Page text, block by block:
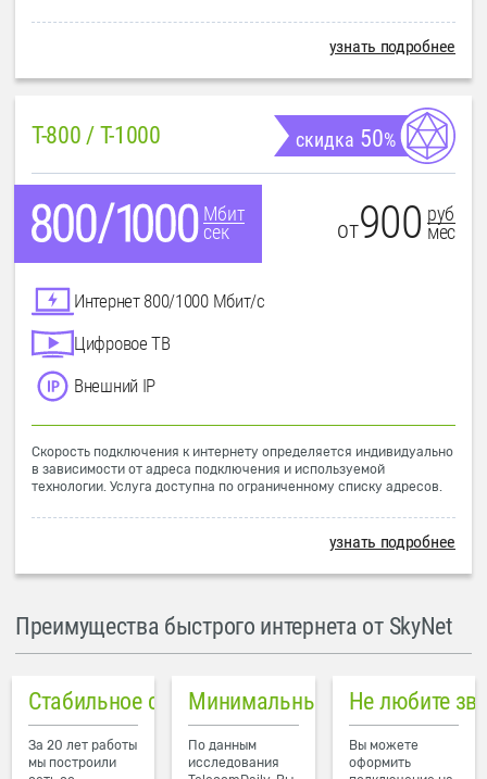
узнать подробнее
T-800 / T-1000 скидка 50%
Мбит
сек
от900 руб
мес
Интернет 800/1000 Мбит/с
Цифровое ТВ
Внешний IP
Скорость подключения к интернету определяется индивидуально
в зависимости от адреса подключения и используемой
технологии. Услуга доступна по ограниченному списку адресов.
узнать подробнее
Преимущества быстрого интернета от SkyNet
Стабильное соединение
За 20 лет работы
мы построили
Минимальный пинг в городе
По данным
исследования
Не любите
Вы можете
оформить